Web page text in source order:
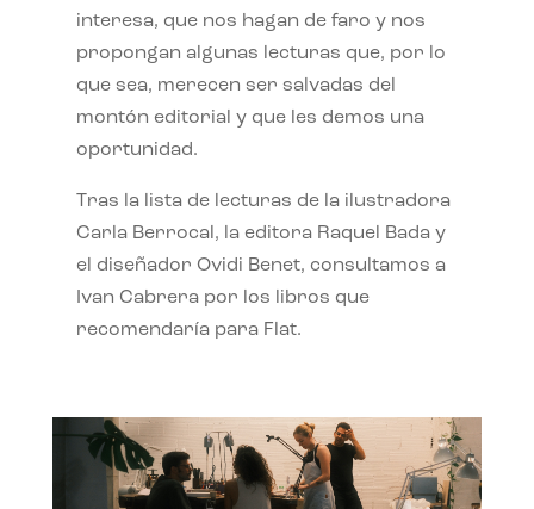
interesa, que nos hagan de faro y nos
propongan algunas lecturas que, por lo
que sea, merecen ser salvadas del
montón editorial y que les demos una
oportunidad.
Tras la lista de lecturas de la ilustradora
Carla Berrocal, la editora Raquel Bada y
el diseñador Ovidi Benet, consultamos a
Ivan Cabrera por los libros que
recomendaría para Flat.